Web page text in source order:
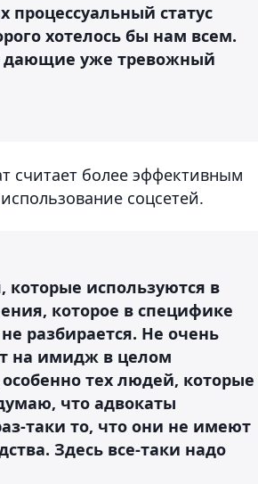
статус
хотелось бы нам всем.
дающие уже тревожный
считает более эффективным
соцсетей.
используются в
которое в специфике
разбирается. Не очень
на имидж в целом
тех людей, которые
что адвокаты
таки то, что они не имеют
Здесь все-таки надо